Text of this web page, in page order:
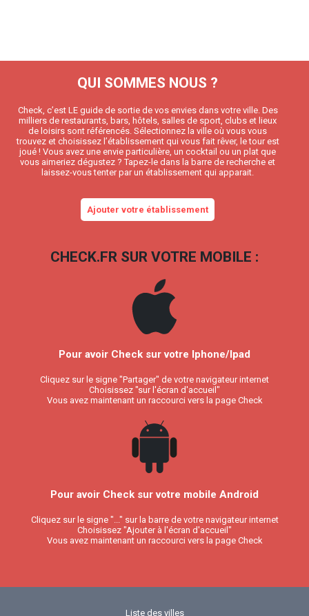
QUI SOMMES NOUS ?
Check, c’est LE guide de sortie de vos envies dans votre ville. Des
milliers de restaurants, bars, hôtels, salles de sport, clubs et lieux
de loisirs sont référencés. Sélectionnez la ville où vous vous
trouvez et choisissez l’établissement qui vous fait rêver, le tour est
joué ! Vous avez une envie particulière, un cocktail ou un plat que
vous aimeriez dégustez ? Tapez-le dans la barre de recherche et
laissez-vous tenter par un établissement qui apparait.
Ajouter votre établissement
CHECK.FR SUR VOTRE MOBILE :
Pour avoir Check sur votre Iphone/Ipad
Cliquez sur le signe "Partager" de votre navigateur internet
Choisissez "sur l'écran d'accueil"
Vous avez maintenant un raccourci vers la page Check
Pour avoir Check sur votre mobile Android
Cliquez sur le signe "..." sur la barre de votre navigateur internet
Choisissez "Ajouter à l'écran d'accueil"
Vous avez maintenant un raccourci vers la page Check
Liste des villes